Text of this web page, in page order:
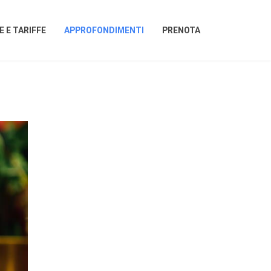
E TARIFFE APPROFONDIMENTI PRENOTA